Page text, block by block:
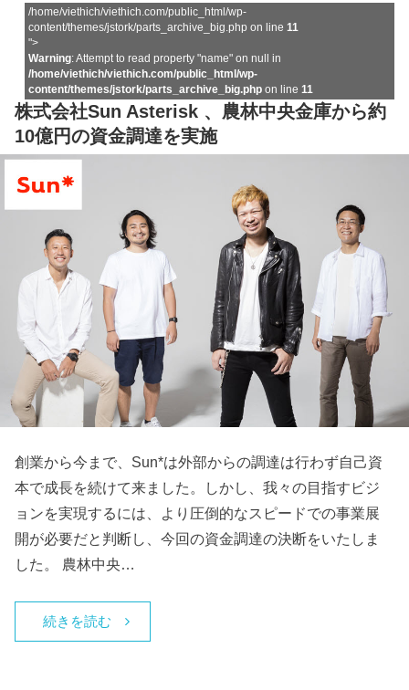
/home/viethich/viethich.com/public_html/wp-
content/themes/jstork/parts_archive_big.php on line11
">
Warning: Attempt to read property "name" on null in
/home/viethich/viethich.com/public_html/wp-
content/themes/jstork/parts_archive_big.php on line11
株式会社Sun Asterisk 、農林中央金庫から約
10億円の資金調達を実施
創業から今まで、Sun*は外部からの調達は行わず自己資
本で成長を続けて来ました。しかし、我々の目指すビジ
ョンを実現するには、より圧倒的なスピードでの事業展
開が必要だと判断し、今回の資金調達の決断をいたしま
した。 農林中央…
続きを読む